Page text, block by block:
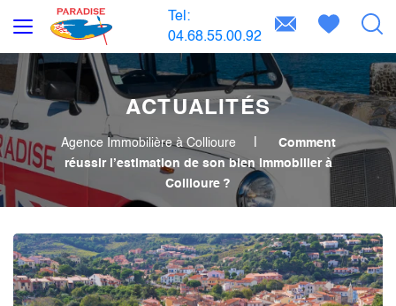
Tel:
04.68.55.00.92
ACTUALITÉS
Agence Immobilière à Collioure
Comment
réussir l’estimation de son bien immobilier à
Collioure ?